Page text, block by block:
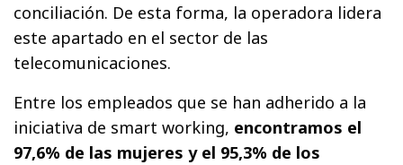
conciliación. De esta forma, la operadora lidera
este apartado en el sector de las
telecomunicaciones.
Entre los empleados que se han adherido a la
iniciativa de smart working, encontramos el
97,6% de las mujeres y el 95,3% de los